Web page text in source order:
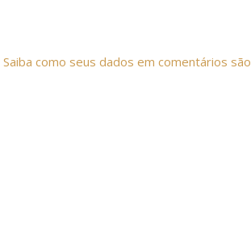
Saiba como seus dados em comentários